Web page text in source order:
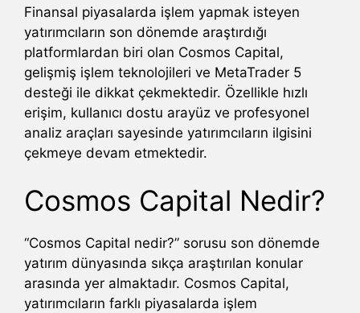
Finansal piyasalarda işlem yapmak isteyen
yatırımcıların son dönemde araştırdığı
platformlardan biri olan Cosmos Capital,
gelişmiş işlem teknolojileri ve MetaTrader 5
desteği ile dikkat çekmektedir. Özellikle hızlı
erişim, kullanıcı dostu arayüz ve profesyonel
analiz araçları sayesinde yatırımcıların ilgisini
çekmeye devam etmektedir.
Cosmos Capital Nedir?
“Cosmos Capital nedir?” sorusu son dönemde
yatırım dünyasında sıkça araştırılan konular
arasında yer almaktadır. Cosmos Capital,
yatırımcıların farklı piyasalarda işlem